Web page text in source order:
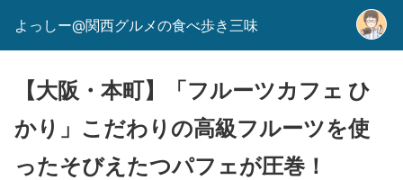
よっしー@関西グルメの食べ歩き三味
【大阪・本町】「フルーツカフェ ひ
かり」こだわりの高級フルーツを使
ったそびえたつパフェが圧巻！